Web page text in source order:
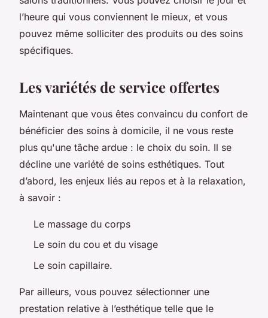
l’heure qui vous conviennent le mieux, et vous
pouvez même solliciter des produits ou des soins
spécifiques.
Les variétés de service offertes
Maintenant que vous êtes convaincu du confort de
bénéficier des soins à domicile, il ne vous reste
plus qu'une tâche ardue : le choix du soin. Il se
décline une variété de soins esthétiques. Tout
d’abord, les enjeux liés au repos et à la relaxation,
à savoir :
Le massage du corps
Le soin du cou et du visage
Le soin capillaire.
Par ailleurs, vous pouvez sélectionner une
prestation relative à l’esthétique telle que le